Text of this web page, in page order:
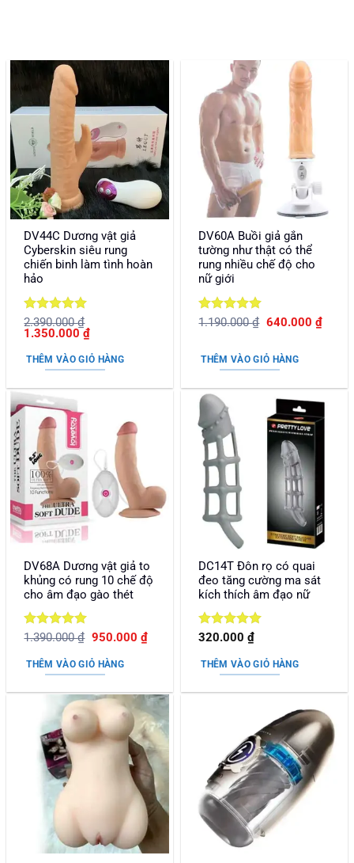
DV44C Dương vật giả
Cyberskin siêu rung
chiến binh làm tình hoàn
hảo
Được xếp
hạng55
2.390.000₫
Giá
là:
2.390.000 ₫.
1.350.000₫Giá
tại
là:
THÊM VÀO GIỎ HÀNG
DV60A Buồi giả gắn
tường như thật có thể
rung nhiều chế độ cho
nữ giới
Được xếp
1.190.000₫ Giá
1.190.000 ₫.
640.000 ₫Giá
hiện
THÊM VÀO GIỎ HÀNG
DV68A Dương vật giả to
khủng có rung 10 chế độ
cho âm đạo gào thét
Được xếp
sao
1.390.000₫ Giá
là:
1.390.000 ₫.
950.000 ₫Giá
hiện
THÊM VÀO GIỎ HÀNG
DC14T Đôn rọ có quai
đeo tăng cường ma sát
kích thích âm đạo nữ
Được xếp
sao
320.000₫
THÊM VÀO GIỎ HÀNG